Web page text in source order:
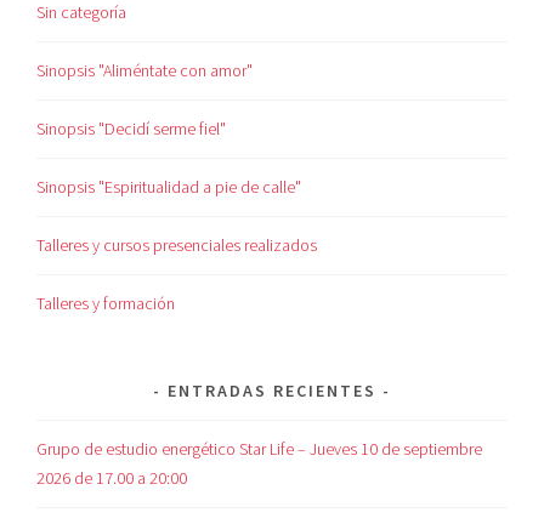
Sin categoría
Sinopsis "Aliméntate con amor"
Sinopsis "Decidí serme fiel"
Sinopsis "Espiritualidad a pie de calle"
Talleres y cursos presenciales realizados
Talleres y formación
ENTRADAS RECIENTES
Grupo de estudio energético Star Life – Jueves 10 de septiembre
2026 de 17.00 a 20:00